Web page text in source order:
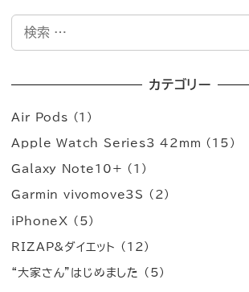
カテゴリー
Air Pods (1)
Apple Watch Series3 42mm (15)
Galaxy Note10+ (1)
Garmin vivomove3S (2)
iPhoneX (5)
RIZAP&ダイエット (12)
“大家さん”はじめました (5)